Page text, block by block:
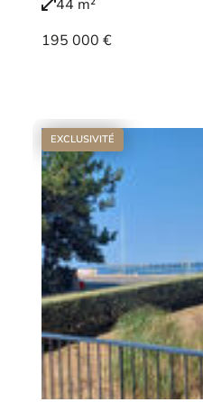
44 m²
195 000 €
EXCLUSIVITÉ